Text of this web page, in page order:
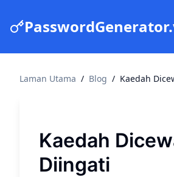
Laman Utama / Blog / Kaedah
Kaedah
Diingati